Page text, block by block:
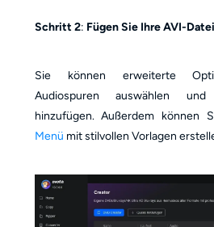
Schritt 2: Fügen Sie Ihre AVI-
Sie können erweiterte
Audiospuren auswählen
hinzufügen. Außerdem können
Menü mit stilvollen Vorlagen